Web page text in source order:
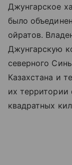
Джунгарское
было
ойратов.
Джунгарскую
северного
Казахстана и
их территории
квадратных